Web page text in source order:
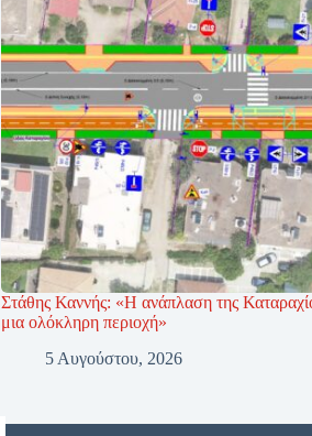
Στάθης Καννής: «Η ανάπλαση της
μια ολόκληρη περιοχή»
5 Αυγούστου, 2026